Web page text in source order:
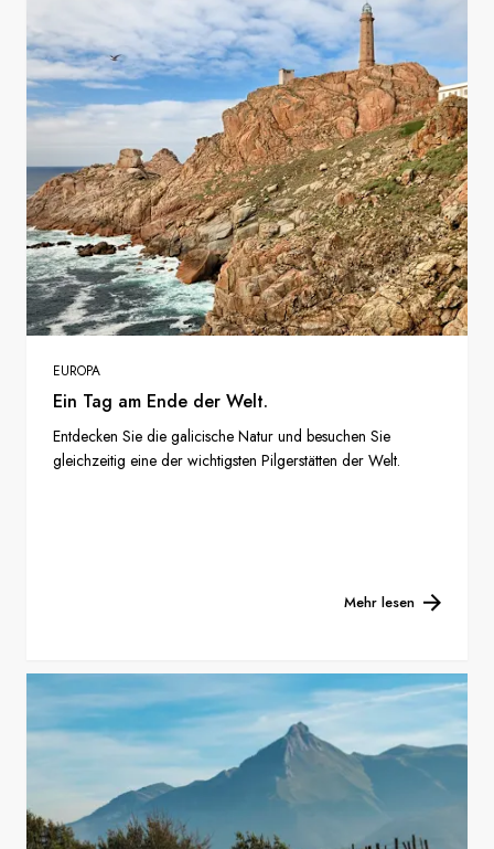
EUROPA
Ein Tag am Ende der Welt.
Entdecken Sie die galicische Natur und besuchen Sie
gleichzeitig eine der wichtigsten Pilgerstätten der Welt.
Mehr lesen